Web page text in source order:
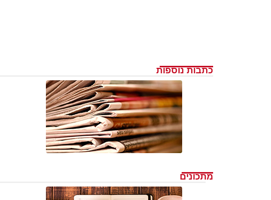
כתבות נוספות
מתכונים